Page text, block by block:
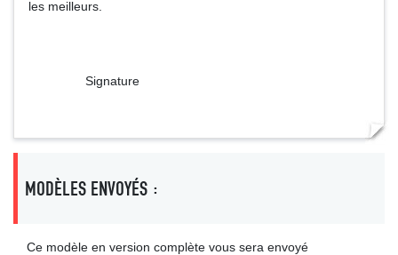
les meilleurs.
Signature
MODÈLES ENVOYÉS :
Ce modèle en version complète vous sera envoyé